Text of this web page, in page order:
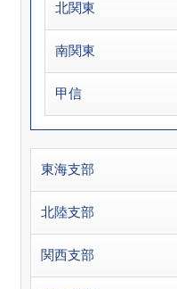
北関東
南関東
甲信
東海支部
北陸支部
関西支部